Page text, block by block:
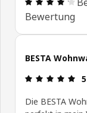
Bewertung
BESTA
5
Die BESTA